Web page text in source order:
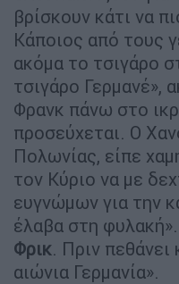
βρίσκουν κάτι να
Κάποιος από τους
ακόμα το τσιγάρο
τσιγάρο Γερμανέ»,
Φρανκ πάνω στο
προσεύχεται. Ο
Πολωνίας, είπε
τον Κύριο να με
ευγνώμων για την
έλαβα στη φυλακή».
Φρικ. Πριν πεθάνει
αιώνια Γερμανία».